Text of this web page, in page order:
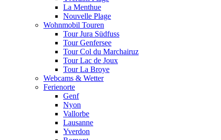
La Menthue
Nouvelle Plage
Wohnmobil Touren
Tour Jura Südfuss
Tour Genfersee
Tour Col du Marchairuz
Tour Lac de Joux
Tour La Broye
Webcams & Wetter
Ferienorte
Genf
Nyon
Vallorbe
Lausanne
Yverdon